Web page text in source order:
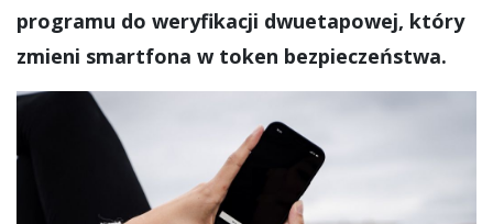
programu do weryfikacji dwuetapowej, który
zmieni smartfona w token bezpieczeństwa.